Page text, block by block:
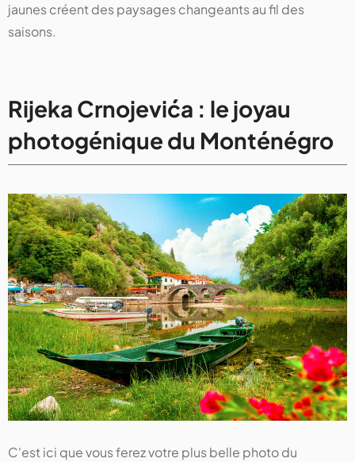
jaunes créent des paysages changeants au fil des
saisons.
Rijeka Crnojevića : le joyau
photogénique du Monténégro
C'est ici que vous ferez votre plus belle photo du